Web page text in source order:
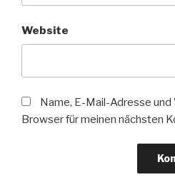
Website
Name, E-Mail-Adresse
Browser für meinen nächsten